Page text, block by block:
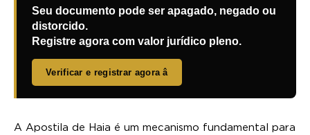
Seu documento pode ser apagado, negado ou
distorcido.
Registre agora com valor jurídico pleno.
Verificar e registrar agora â
A Apostila de Haia é um mecanismo fundamental para